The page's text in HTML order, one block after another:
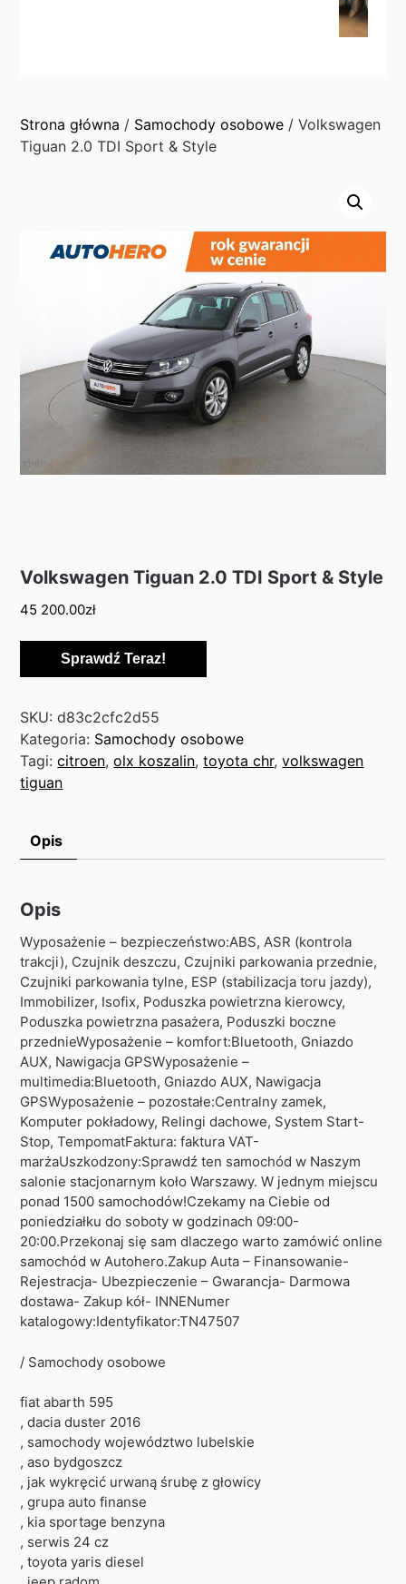
Strona główna / Samochody osobowe / Volkswagen
Tiguan 2.0 TDI Sport & Style
Volkswagen Tiguan 2.0 TDI Sport & Style
45 200.00zł
Sprawdź Teraz!
SKU:d83c2cfc2d55
Kategoria: Samochody osobowe
Tagi:citroen,olx koszalin,toyota chr,volkswagen
tiguan
Opis
Opis
Wyposażenie – bezpieczeństwo:ABS, ASR (kontrola
trakcji), Czujnik deszczu, Czujniki parkowania przednie,
Czujniki parkowania tylne, ESP (stabilizacja toru jazdy),
Immobilizer, Isofix, Poduszka powietrzna kierowcy,
Poduszka powietrzna pasażera, Poduszki boczne
przednieWyposażenie – komfort:Bluetooth, Gniazdo
AUX, Nawigacja GPSWyposażenie –
multimedia:Bluetooth, Gniazdo AUX, Nawigacja
GPSWyposażenie – pozostałe:Centralny zamek,
Komputer pokładowy, Relingi dachowe, System Start-
Stop, TempomatFaktura: faktura VAT-
marżaUszkodzony:Sprawdź ten samochód w Naszym
salonie stacjonarnym koło Warszawy. W jednym miejscu
ponad 1500 samochodów!Czekamy na Ciebie od
poniedziałku do soboty w godzinach 09:00-
20:00.Przekonaj się sam dlaczego warto zamówić online
samochód w Autohero.Zakup Auta – Finansowanie-
Rejestracja- Ubezpieczenie – Gwarancja- Darmowa
dostawa- Zakup kół- INNENumer
katalogowy:Identyfikator:TN47507
/ Samochody osobowe
fiat abarth 595
, dacia duster 2016
, samochody województwo lubelskie
, aso bydgoszcz
, jak wykręcić urwaną śrubę z głowicy
, grupa auto finanse
, kia sportage benzyna
, serwis 24 cz
, toyota yaris diesel